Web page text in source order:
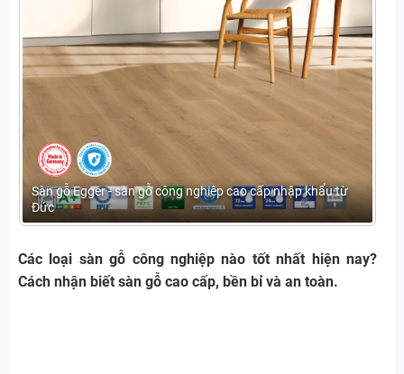
Sàn gỗ Egger - sàn gỗ công nghiệp cao cấp nhập khẩu từ
Đức
Các loại sàn gỗ công nghiệp nào tốt nhất hiện nay?
Cách nhận biết sàn gỗ cao cấp, bền bỉ và an toàn.